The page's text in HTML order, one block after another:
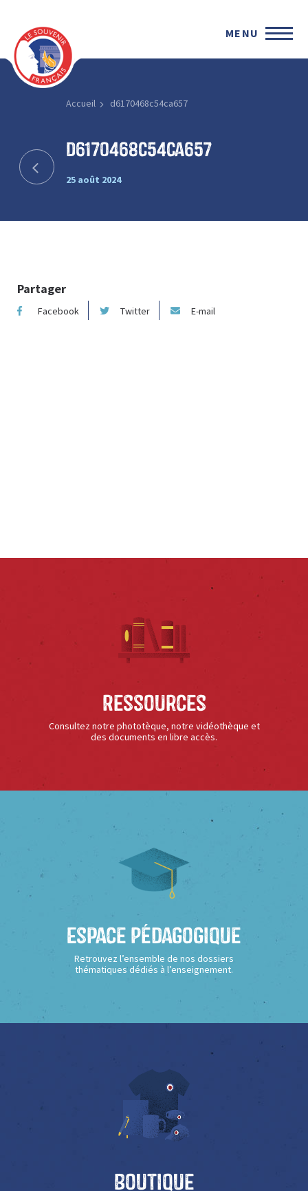
MENU
Accueil d6170468c54ca657
d6170468c54ca657
25 août 2024
Partager
Facebook Twitter E-mail
Ressources
Consultez notre phototèque, notre vidéothèque et
des documents en libre accès.
Espace Pédagogique
Retrouvez l’ensemble de nos dossiers
thématiques dédiés à l’enseignement.
Boutique